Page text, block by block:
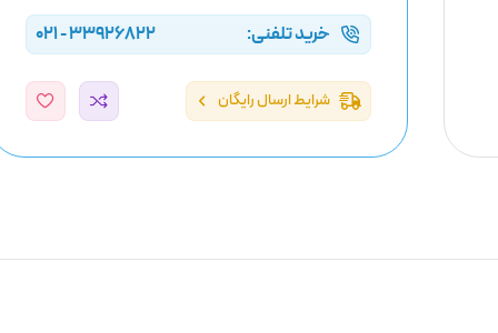
خرید تلفنی: 33926822 - 021
شرایط ارسال رایگان